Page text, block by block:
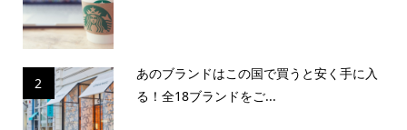
2
あのブランドはこの国で買うと安く手に入
る！全18ブランドをご...